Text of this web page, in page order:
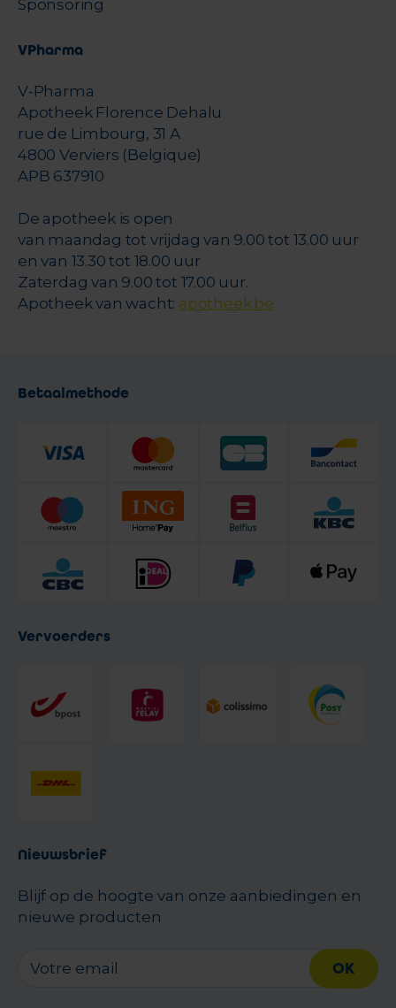
Sponsoring
VPharma
V-Pharma
Apotheek Florence Dehalu
rue de Limbourg, 31 A
4800 Verviers (Belgique)
APB 637910
De apotheek is open
van maandag tot vrijdag van 9.00 tot 13.00 uur
en van 13.30 tot 18.00 uur
Zaterdag van 9.00 tot 17.00 uur.
Apotheek van wacht: apotheek.be
Betaalmethode
Vervoerders
Nieuwsbrief
Blijf op de hoogte van onze aanbiedingen en
nieuwe producten
OK